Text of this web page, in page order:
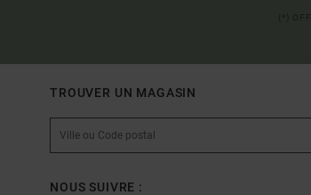
TROUVER UN MAGASIN
NOUS SUIVRE :